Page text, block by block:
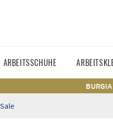
ARBEITSSCHUHE
Sale